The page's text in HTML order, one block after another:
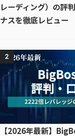
レーディング）の評
ナスを徹底レビュー
2
【2026年最新】